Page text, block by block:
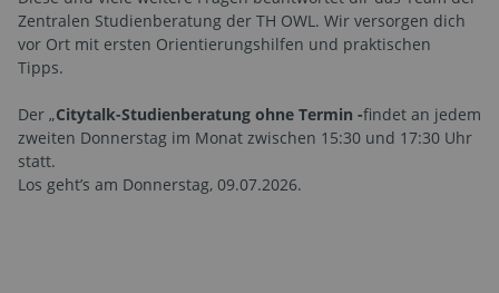
Zentralen Studienberatung der TH OWL. Wir versorgen dich
vor Ort mit ersten Orientierungshilfen und praktischen
Tipps.
Der „Citytalk-Studienberatung ohne Termin -findet an jedem
zweiten Donnerstag im Monat zwischen 15:30 und 17:30 Uhr
statt.
Los geht’s am Donnerstag, 09.07.2026.